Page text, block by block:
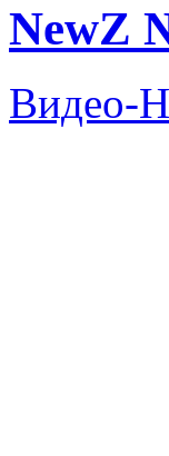
NewZ
Видео-